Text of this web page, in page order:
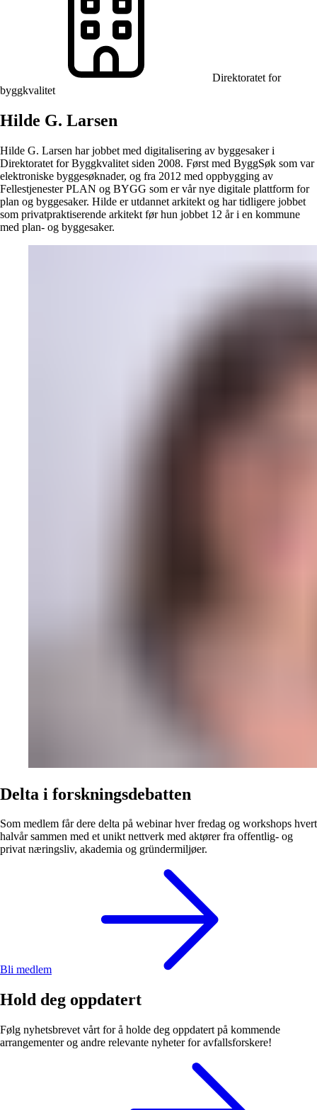
Direktoratet for
byggkvalitet
Hilde G. Larsen
Hilde G. Larsen har jobbet med digitalisering av byggesaker i
Direktoratet for Byggkvalitet siden 2008. Først med ByggSøk som var
elektroniske byggesøknader, og fra 2012 med oppbygging av
Fellestjenester PLAN og BYGG som er vår nye digitale plattform for
plan og byggesaker. Hilde er utdannet arkitekt og har tidligere jobbet
som privatpraktiserende arkitekt før hun jobbet 12 år i en kommune
med plan- og byggesaker.
Delta i forskningsdebatten
Som medlem får dere delta på webinar hver fredag og workshops hvert
halvår sammen med et unikt nettverk med aktører fra offentlig- og
privat næringsliv, akademia og gründermiljøer.
Bli medlem
Hold deg oppdatert
Følg nyhetsbrevet vårt for å holde deg oppdatert på kommende
arrangementer og andre relevante nyheter for avfallsforskere!